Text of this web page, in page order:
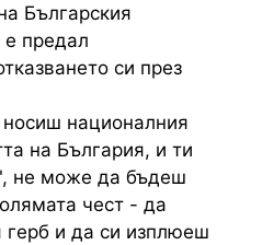
Българския
е предал
си през
националния
на България, и ти
не може да бъдеш
чест - да
и да си изплюеш